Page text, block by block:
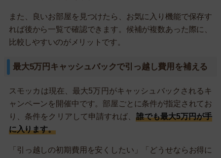
また、良いお部屋を見つけたら、お気に入り機能で保存す
れば後から一覧で確認できます。候補が複数あった際に、
比較しやすいのがメリットです。
最大5万円キャッシュバックで引っ越し費用を補える
スモッカは現在、最大5万円がキャッシュバックされるキ
ャンペーンを開催中です。部屋ごとに条件が指定されてお
り、条件をクリアして申請すれば、誰でも最大5万円が手
に入ります。
「引っ越しの初期費用を安くしたい」「どうせならお得に